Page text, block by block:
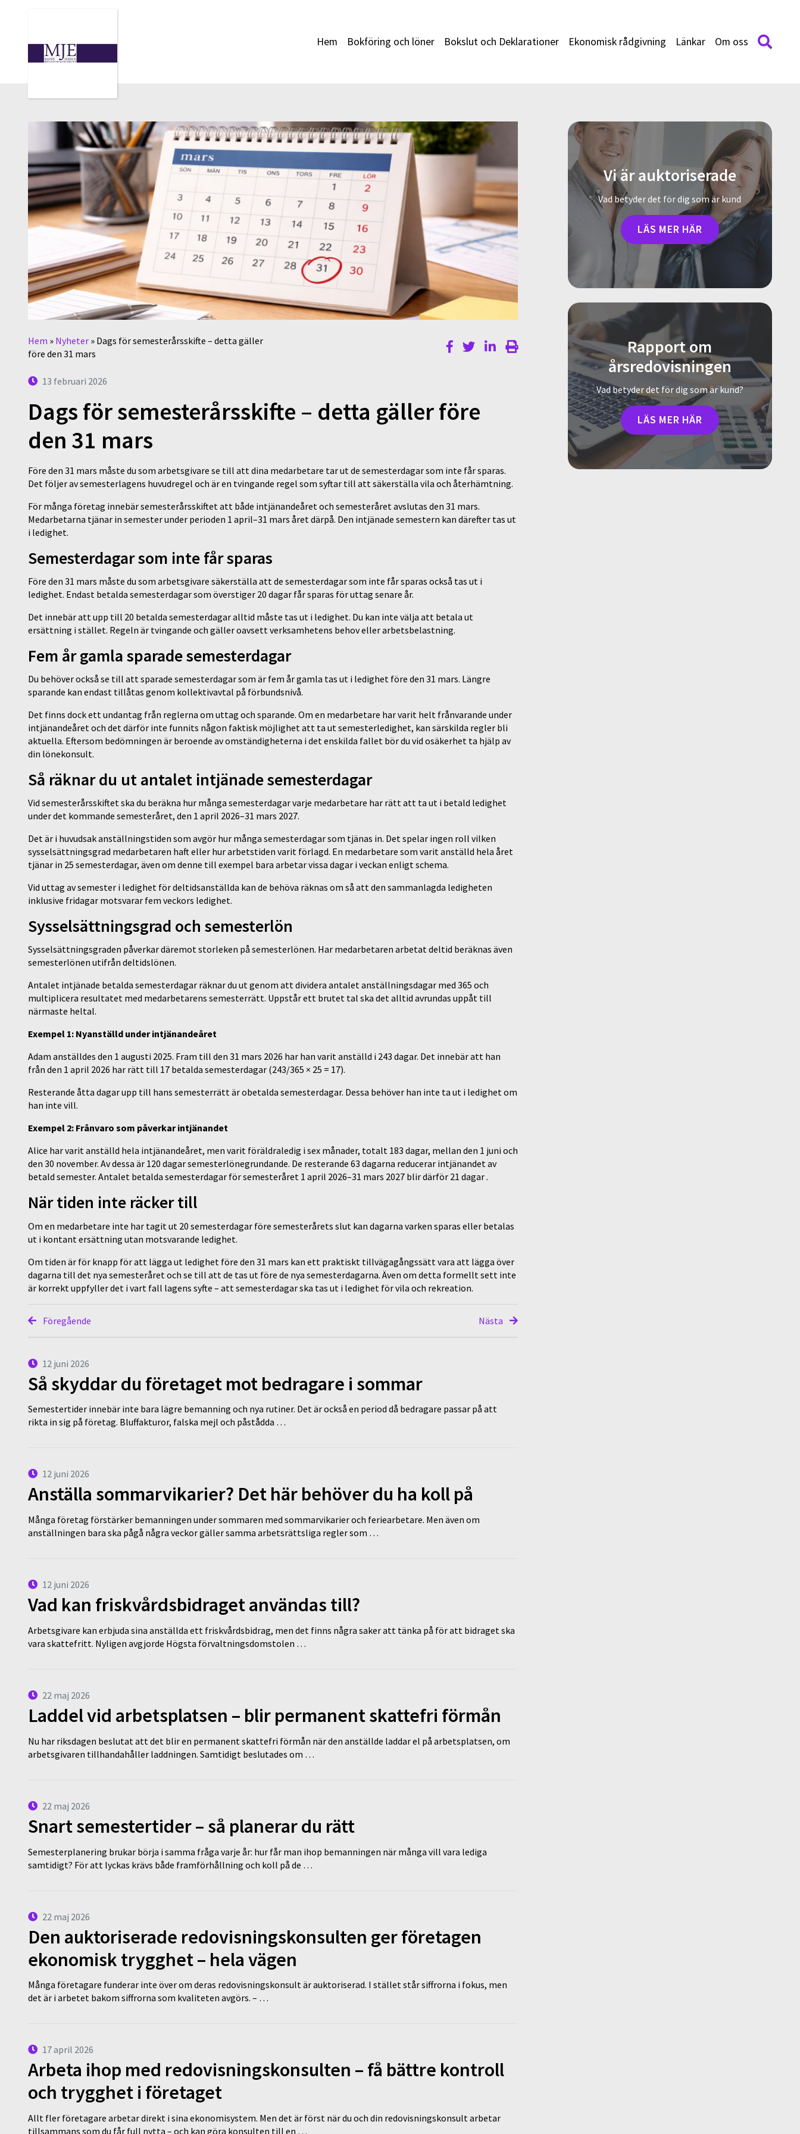
Hem Bokföring och löner Bokslut och Deklarationer Ekonomisk rådgivning Länkar Om oss
Hem » Nyheter » Dags för semesterårsskifte – detta gäller
före den 31 mars
13 februari 2026
Dags för semesterårsskifte – detta gäller före
den 31 mars
Före den 31 mars måste du som arbetsgivare se till att dina medarbetare tar ut de semesterdagar som inte får sparas.
Det följer av semesterlagens huvudregel och är en tvingande regel som syftar till att säkerställa vila och återhämtning.
För många företag innebär semesterårsskiftet att både intjänandeåret och semesteråret avslutas den 31 mars.
Medarbetarna tjänar in semester under perioden 1 april–31 mars året därpå. Den intjänade semestern kan därefter tas ut
i ledighet.
Semesterdagar som inte får sparas
Före den 31 mars måste du som arbetsgivare säkerställa att de semesterdagar som inte får sparas också tas ut i
ledighet. Endast betalda semesterdagar som överstiger 20 dagar får sparas för uttag senare år.
Det innebär att upp till 20 betalda semesterdagar alltid måste tas ut i ledighet. Du kan inte välja att betala ut
ersättning i stället. Regeln är tvingande och gäller oavsett verksamhetens behov eller arbetsbelastning.
Fem år gamla sparade semesterdagar
Du behöver också se till att sparade semesterdagar som är fem år gamla tas ut i ledighet före den 31 mars. Längre
sparande kan endast tillåtas genom kollektivavtal på förbundsnivå.
Det finns dock ett undantag från reglerna om uttag och sparande. Om en medarbetare har varit helt frånvarande under
intjänandeåret och det därför inte funnits någon faktisk möjlighet att ta ut semesterledighet, kan särskilda regler bli
aktuella. Eftersom bedömningen är beroende av omständigheterna i det enskilda fallet bör du vid osäkerhet ta hjälp av
din lönekonsult.
Så räknar du ut antalet intjänade semesterdagar
Vid semesterårsskiftet ska du beräkna hur många semesterdagar varje medarbetare har rätt att ta ut i betald ledighet
under det kommande semesteråret, den 1 april 2026–31 mars 2027.
Det är i huvudsak anställningstiden som avgör hur många semesterdagar som tjänas in. Det spelar ingen roll vilken
sysselsättningsgrad medarbetaren haft eller hur arbetstiden varit förlagd. En medarbetare som varit anställd hela året
tjänar in 25 semesterdagar, även om denne till exempel bara arbetar vissa dagar i veckan enligt schema.
Vid uttag av semester i ledighet för deltidsanställda kan de behöva räknas om så att den sammanlagda ledigheten
inklusive fridagar motsvarar fem veckors ledighet.
Sysselsättningsgrad och semesterlön
Sysselsättningsgraden påverkar däremot storleken på semesterlönen. Har medarbetaren arbetat deltid beräknas även
semesterlönen utifrån deltidslönen.
Antalet intjänade betalda semesterdagar räknar du ut genom att dividera antalet anställningsdagar med 365 och
multiplicera resultatet med medarbetarens semesterrätt. Uppstår ett brutet tal ska det alltid avrundas uppåt till
närmaste heltal.
Exempel 1: Nyanställd under intjänandeåret
Adam anställdes den 1 augusti 2025. Fram till den 31 mars 2026 har han varit anställd i 243 dagar. Det innebär att han
från den 1 april 2026 har rätt till 17 betalda semesterdagar (243/365 × 25 = 17).
Resterande åtta dagar upp till hans semesterrätt är obetalda semesterdagar. Dessa behöver han inte ta ut i ledighet om
han inte vill.
Exempel 2: Frånvaro som påverkar intjänandet
Alice har varit anställd hela intjänandeåret, men varit föräldraledig i sex månader, totalt 183 dagar, mellan den 1 juni och
den 30 november. Av dessa är 120 dagar semesterlönegrundande. De resterande 63 dagarna reducerar intjänandet av
betald semester. Antalet betalda semesterdagar för semesteråret 1 april 2026–31 mars 2027 blir därför 21 dagar .
När tiden inte räcker till
Om en medarbetare inte har tagit ut 20 semesterdagar före semesterårets slut kan dagarna varken sparas eller betalas
ut i kontant ersättning utan motsvarande ledighet.
Om tiden är för knapp för att lägga ut ledighet före den 31 mars kan ett praktiskt tillvägagångssätt vara att lägga över
dagarna till det nya semesteråret och se till att de tas ut före de nya semesterdagarna. Även om detta formellt sett inte
är korrekt uppfyller det i vart fall lagens syfte – att semesterdagar ska tas ut i ledighet för vila och rekreation.
Föregående Nästa
12 juni 2026
Så skyddar du företaget mot bedragare i sommar
Semestertider innebär inte bara lägre bemanning och nya rutiner. Det är också en period då bedragare passar på att
rikta in sig på företag. Bluffakturor, falska mejl och påstådda …
12 juni 2026
Anställa sommarvikarier? Det här behöver du ha koll på
Många företag förstärker bemanningen under sommaren med sommarvikarier och feriearbetare. Men även om
anställningen bara ska pågå några veckor gäller samma arbetsrättsliga regler som …
12 juni 2026
Vad kan friskvårdsbidraget användas till?
Arbetsgivare kan erbjuda sina anställda ett friskvårdsbidrag, men det finns några saker att tänka på för att bidraget ska
vara skattefritt. Nyligen avgjorde Högsta förvaltningsdomstolen …
22 maj 2026
Laddel vid arbetsplatsen – blir permanent skattefri förmån
Nu har riksdagen beslutat att det blir en permanent skattefri förmån när den anställde laddar el på arbetsplatsen, om
arbetsgivaren tillhandahåller laddningen. Samtidigt beslutades om …
22 maj 2026
Snart semestertider – så planerar du rätt
Semesterplanering brukar börja i samma fråga varje år: hur får man ihop bemanningen när många vill vara lediga
samtidigt? För att lyckas krävs både framförhållning och koll på de …
22 maj 2026
Den auktoriserade redovisningskonsulten ger företagen
ekonomisk trygghet – hela vägen
Många företagare funderar inte över om deras redovisningskonsult är auktoriserad. I stället står siffrorna i fokus, men
det är i arbetet bakom siffrorna som kvaliteten avgörs. – …
17 april 2026
Arbeta ihop med redovisningskonsulten – få bättre kontroll
och trygghet i företaget
Allt fler företagare arbetar direkt i sina ekonomisystem. Men det är först när du och din redovisningskonsult arbetar
tillsammans som du får full nytta – och kan göra konsulten till en …
Vi är auktoriserade
Vad betyder det för dig som är kund
LÄS MER HÄR
Rapport om
årsredovisningen
Vad betyder det för dig som är kund?
LÄS MER HÄR